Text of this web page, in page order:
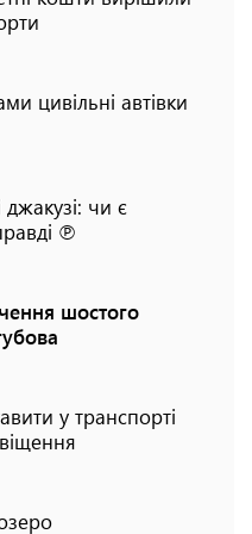
цивільні автівки
чи є
℗
шостого
у транспорті